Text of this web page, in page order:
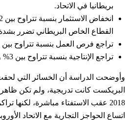
بريطانيا في الاتحاد.
القطاع الخاص البريطاني تضرر
تراجع فرص العمل بنسبة تتراوح بين 3% و4%.
تراجع الإنتاجية بنسبة تتراوح بين 3% و4%.
وأوضحت الدراسة أن الخسائر التي لحقت
اتساع الحواجز التجارية مع الاتحاد